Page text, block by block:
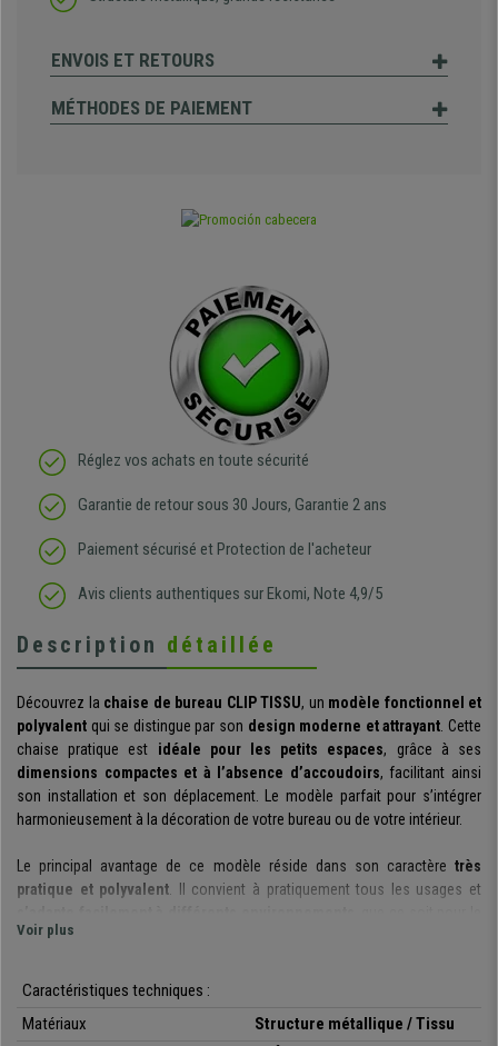
ENVOIS ET RETOURS
MÉTHODES DE PAIEMENT
Réglez vos achats en toute sécurité
Garantie de retour sous 30 Jours, Garantie 2 ans
Paiement sécurisé et Protection de l'acheteur
Avis clients authentiques sur Ekomi, Note 4,9/5
Description détaillée
Découvrez la chaise de bureau CLIP TISSU, un modèle fonctionnel et
polyvalent qui se distingue par son design moderne et attrayant. Cette
chaise pratique est idéale pour les petits espaces, grâce à ses
dimensions compactes et à l’absence d’accoudoirs, facilitant ainsi
son installation et son déplacement. Le modèle parfait pour s’intégrer
harmonieusement à la décoration de votre bureau ou de votre intérieur.
Le principal avantage de ce modèle réside dans son caractère très
pratique et polyvalent. Il convient à pratiquement tous les usages et
travail de bureau, d’autres espaces professionnels ou encore pour
dimensions compactespermettent de gagner de la place sans
Voir plus
Caractéristiques techniques :
Matériaux
Structure métallique / Tissu